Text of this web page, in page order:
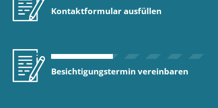
Kontaktformular ausfüllen
Besichtigungstermin vereinbaren